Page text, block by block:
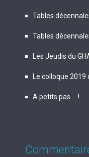
Tables
Tables
Les Jeudis du
Le colloque 2019
A petits pas … !